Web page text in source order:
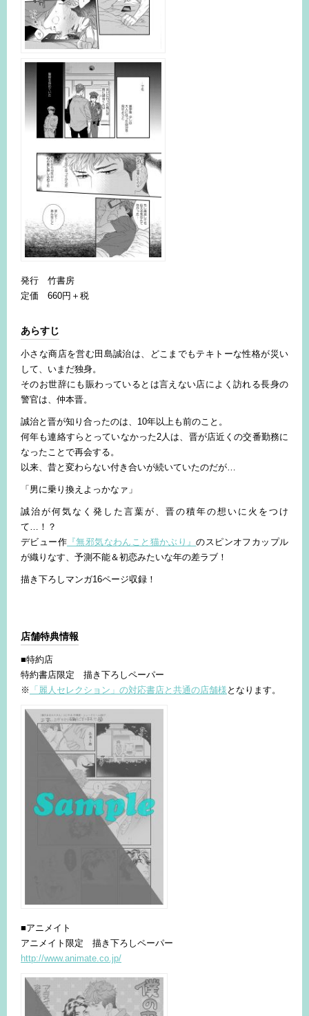
発行 竹書房
定価 660円＋税
あらすじ
小さな商店を営む田島誠治は、どこまでもテキトーな性格が災い
して、いまだ独身。
そのお世辞にも賑わっているとは言えない店によく訪れる長身の
警官は、仲本晋。
誠治と晋が知り合ったのは、10年以上も前のこと。
何年も連絡すらとっていなかった2人は、晋が店近くの交番勤務に
なったことで再会する。
以来、昔と変わらない付き合いが続いていたのだが…
「男に乗り換えよっかなァ」
誠治が何気なく発した言葉が、晋の積年の想いに火をつけ
て…！？
デビュー作『無邪気なわんこと猫かぶり』のスピンオフカップル
が織りなす、予測不能＆初恋みたいな年の差ラブ！
描き下ろしマンガ16ページ収録！
店舗特典情報
■特約店
特約書店限定 描き下ろしペーパー
※ 「麗人セレクション」の対応書店と共通の店舗様 となります。
■アニメイト
アニメイト限定 描き下ろしペーパー
http://www.animate.co.jp/